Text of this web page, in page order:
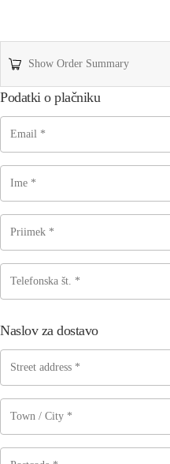
Show Order Summary
Podatki o plačniku
Naslov za dostavo